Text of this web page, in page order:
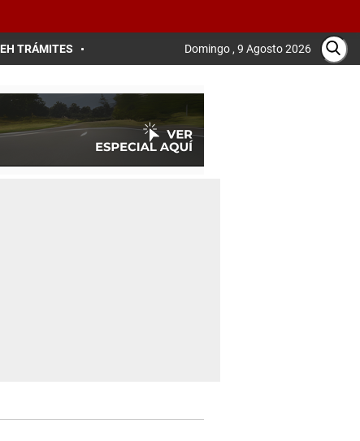
EH TRÁMITES Domingo , 9 Agosto 2026